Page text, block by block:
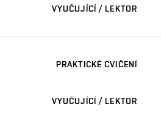
VYUČUJÍCÍ / LEKTOR
PRAKTICKÉ CVIČENÍ
VYUČUJÍCÍ / LEKTOR